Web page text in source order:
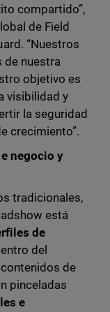
compartido”,
de Field
“Nuestros
de nuestra
objetivo es
visibilidad y
la seguridad
crecimiento”.
negocio y
tradicionales,
está
de
del
de
pinceladas
e